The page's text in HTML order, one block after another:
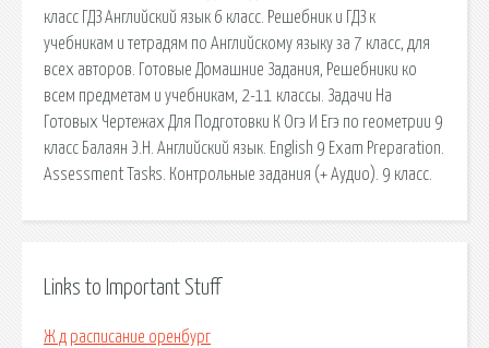
класс ГДЗ Английский язык 6 класс. Решебник и ГДЗ к
учебникам и тетрадям по Английскому языку за 7 класс, для
всех авторов. Готовые Домашние Задания, Решебники ко
всем предметам и учебникам, 2-11 классы. Задачи На
Готовых Чертежах Для Подготовки К Огэ И Егэ по геометрии 9
класс Балаян Э.Н. Английский язык. English 9 Exam Preparation.
Assessment Tasks. Контрольные задания (+ Аудио). 9 класс.
Links to Important Stuff
Ж д расписание оренбург